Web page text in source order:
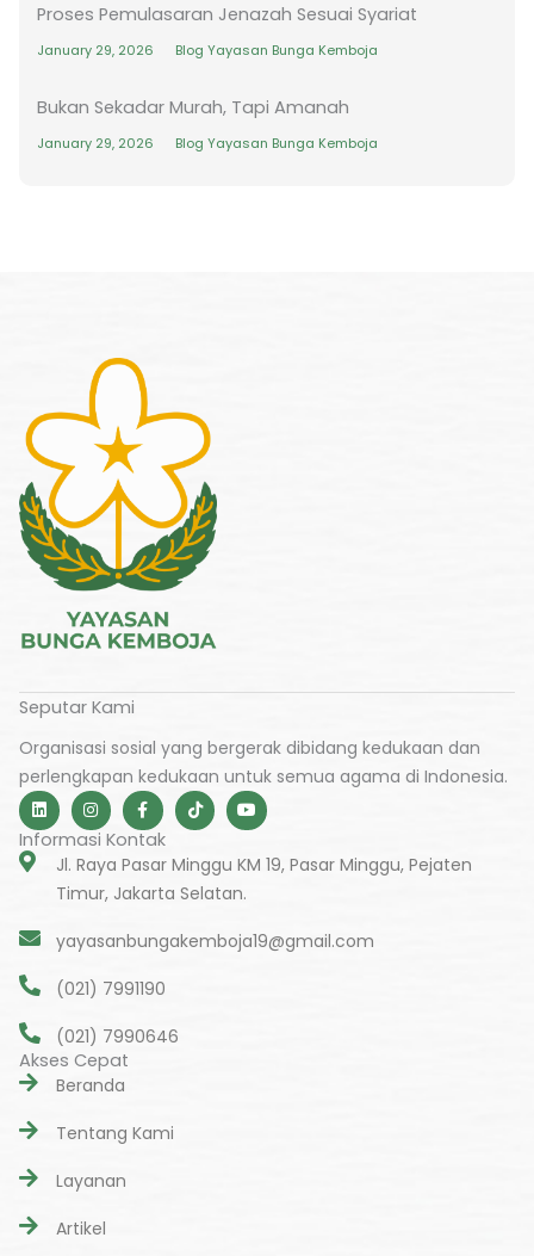
Proses Pemulasaran Jenazah Sesuai Syariat
January 29, 2026 Blog Yayasan Bunga Kemboja
Bukan Sekadar Murah, Tapi Amanah
January 29, 2026 Blog Yayasan Bunga Kemboja
Seputar Kami
Organisasi sosial yang bergerak dibidang kedukaan dan
perlengkapan kedukaan untuk semua agama di Indonesia.
L
i
n
k
I
n
s
t
a
g
r
F
a
c
e
b
o
f
T
i
k
o
k
Y
o
u
u
e
Informasi Kontak
Jl. Raya Pasar Minggu KM 19, Pasar Minggu, Pejaten
Timur, Jakarta Selatan.
yayasanbungakemboja19@gmail.com
(021) 7991190
(021) 7990646
Akses Cepat
Beranda
Tentang Kami
Layanan
Artikel